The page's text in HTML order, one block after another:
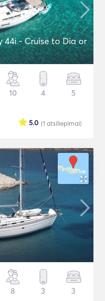
44i - Cruise to Dia or
10 4 5
(1 atsiliepimai)
5.0
8 3 3